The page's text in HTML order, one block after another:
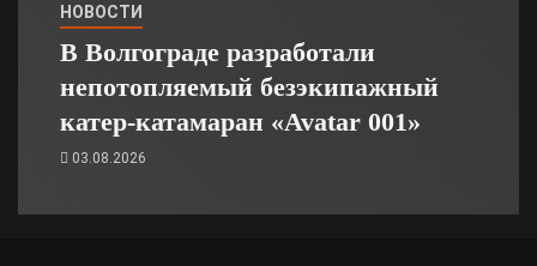
НОВОСТИ
В Волгограде разработали
непотопляемый безэкипажный
катер-катамаран «Avatar 001»
03.08.2026